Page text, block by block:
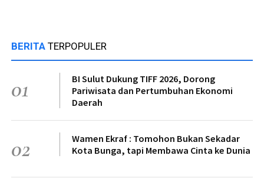
BERITA TERPOPULER
01
BI Sulut Dukung TIFF 2026, Dorong
Pariwisata dan Pertumbuhan Ekonomi
Daerah
02
Wamen Ekraf : Tomohon Bukan Sekadar
Kota Bunga, tapi Membawa Cinta ke Dunia